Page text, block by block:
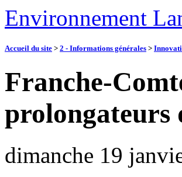
Environnement
Accueil du site > 2 - Informations générales >
Franche-
prolongateurs
dimanche 19